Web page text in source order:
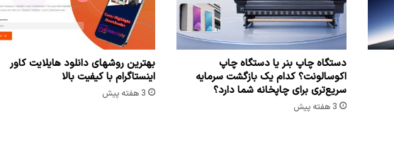
دستگاه چاپ بنر یا دستگاه چاپ
اکوسالونت؟ کدام یک بازگشت سرمایه
سریع‌تری برای چاپخانه شما دارد؟
3 هفته پیش
بهترین روشهای دانلود هایلایت کاور
اینستاگرام با کیفیت بالا
3 هفته پیش